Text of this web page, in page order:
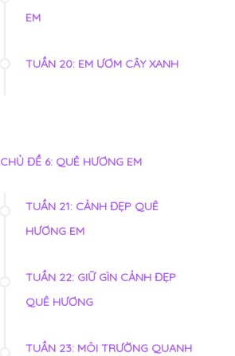
EM
TUẦN 20: EM ƯƠM CÂY XANH
CHỦ ĐỀ 6: QUÊ HƯƠNG EM
TUẦN 21: CẢNH ĐẸP QUÊ
HƯƠNG EM
TUẦN 22: GIỮ GÌN CẢNH ĐẸP
QUÊ HƯƠNG
TUẦN 23: MÔI TRƯỜNG QUANH